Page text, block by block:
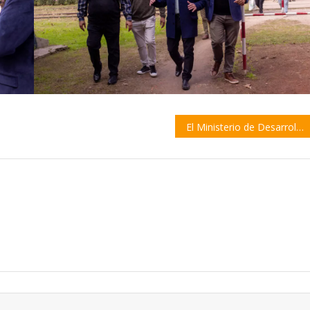
El Ministerio de Desarrollo Productivo extendió el plazo para inscribirse a Tecnoindustria 4.0